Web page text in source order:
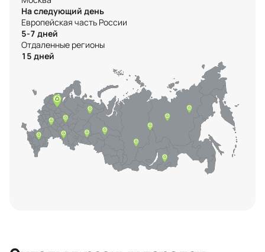
На следующий день
Европейская часть России
5-7 дней
Отдаленные регионы
15 дней
Контактная информация